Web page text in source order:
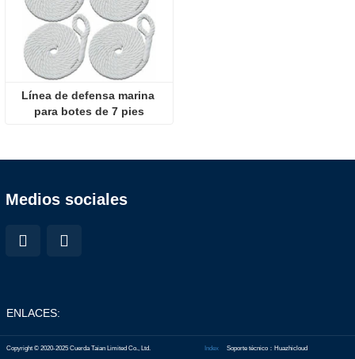
Línea de defensa marina
para botes de 7 pies
Medios sociales
ENLACES:
Copyright © 2020-2025 Cuerda Taian Limited Co., Ltd. Soporte técnico：Huazhicloud
Index